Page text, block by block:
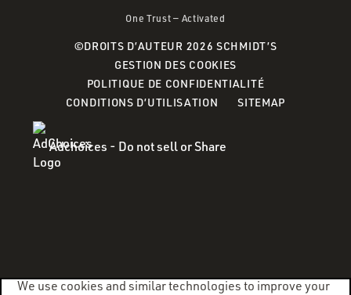
One Trust — Activated
©DROITS D’AUTEUR 2026 SCHMIDT’S
GESTION DES COOKIES
POLITIQUE DE CONFIDENTIALITÉ
CONDITIONS D’UTILISATION
SITEMAP
Adchoices - Do not sell or Share
We use cookies and similar technologies to improve your